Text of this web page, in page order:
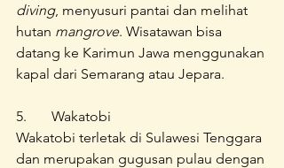
diving, menyusuri pantai dan melihat
hutan mangrove. Wisatawan bisa
datang ke Karimun Jawa menggunakan
kapal dari Semarang atau Jepara.
5.	Wakatobi
Wakatobi terletak di Sulawesi Tenggara
dan merupakan gugusan pulau dengan